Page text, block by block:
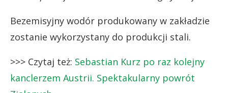
Bezemisyjny wodór produkowany w zakładzie
zostanie wykorzystany do produkcji stali.
>>> Czytaj też: Sebastian Kurz po raz kolejny
kanclerzem Austrii. Spektakularny powrót